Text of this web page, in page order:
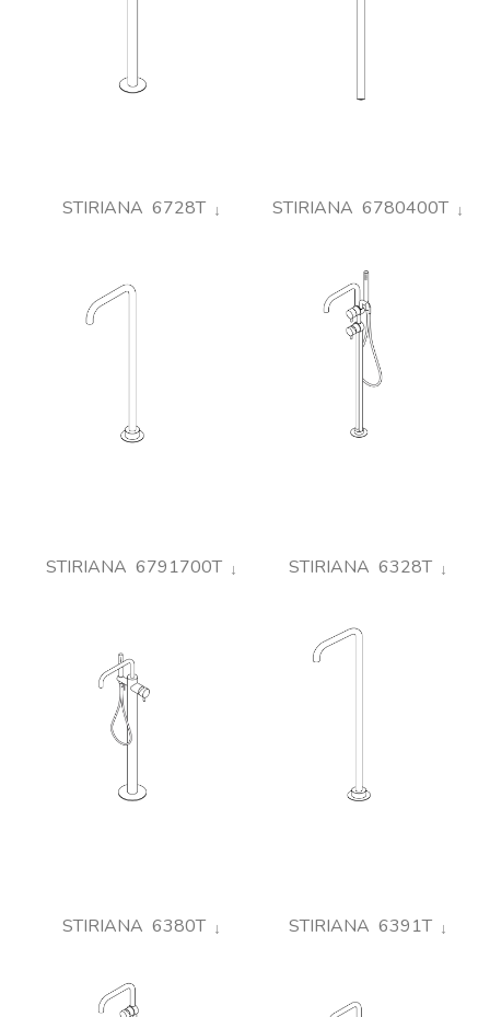
STIRIANA 6728T STIRIANA 6780400T
STIRIANA 6791700T STIRIANA 6328T
STIRIANA 6380T STIRIANA 6391T